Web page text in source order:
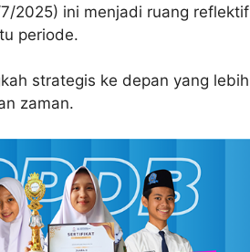
2025) ini menjadi ruang reflektif
periode.
strategis ke depan yang lebih
zaman.